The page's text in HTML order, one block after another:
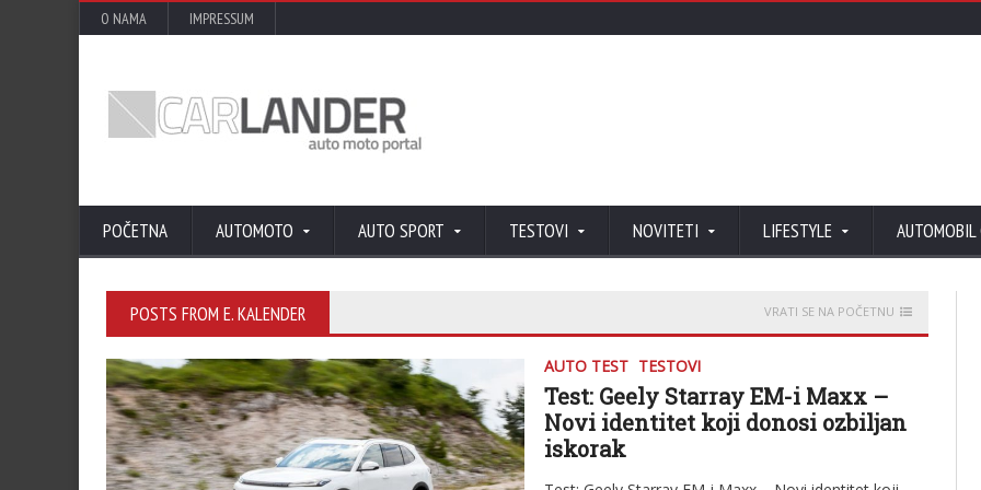
O NAMA IMPRESSUM
POČETNA AUTOMOTO AUTO SPORT TESTOVI NOVITETI LIFESTYLE AUTOMOBIL
POSTS FROM E. KALENDER VRATI SE NA POČETNU
AUTO TEST TESTOVI
Test: Geely Starray EM-i Maxx –
Novi identitet koji donosi ozbiljan
iskorak